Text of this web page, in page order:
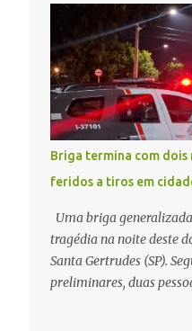
pública não é apenas
decidir melhor onde
maior benefício possível
reflexão encontra
da admini...
ocorrência, a vítima
WhatsApp de um
o novo gerente da conta
empresa. O suspeito
necessário atualizar o
passou a orientar a
procedimentos que
Dias depois, o golpista
documento em PDF
comunicação oficial da
financeira. Na
por telefone e
orientando a vítima a
Briga termina com dois
feridos a tiros em
Uma briga
tragédia na noite deste
Santa Gertrudes (SP).
preliminares, duas